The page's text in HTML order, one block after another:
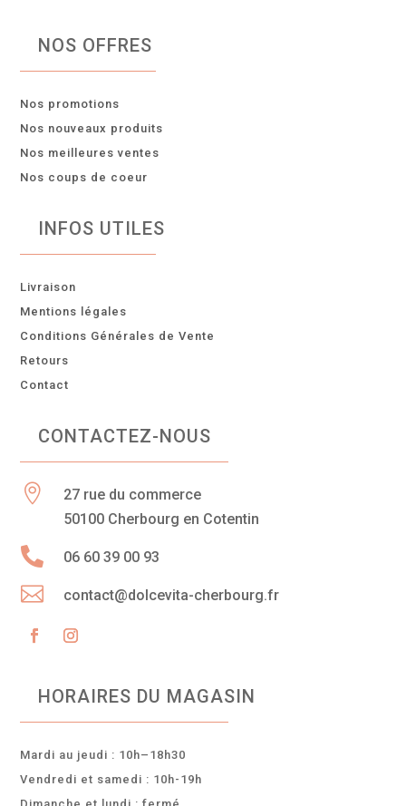
NOS OFFRES
Nos promotions
Nos nouveaux produits
Nos meilleures ventes
Nos coups de coeur
INFOS UTILES
Livraison
Mentions légales
Conditions Générales de Vente
Retours
Contact
CONTACTEZ-NOUS

27 rue du commerce
50100 Cherbourg en Cotentin
 06 60 39 00 93
 contact@dolcevita-cherbourg.fr
HORAIRES DU MAGASIN
Mardi au jeudi : 10h–18h30
Vendredi et samedi : 10h-19h